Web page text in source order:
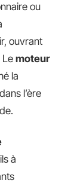
ou
ouvrant
Le moteur
la
l’ère
à